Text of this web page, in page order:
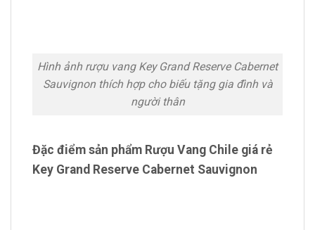
Hình ảnh rượu vang Key Grand Reserve Cabernet
Sauvignon thích hợp cho biếu tặng gia đình và
người thân
Đặc điểm sản phẩm Rượu Vang Chile giá rẻ
Key Grand Reserve Cabernet Sauvignon